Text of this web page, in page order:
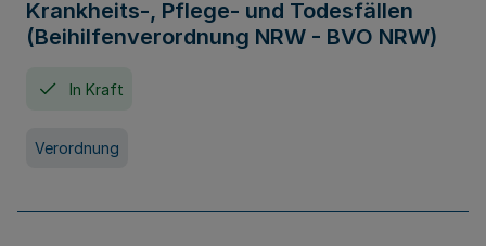
Krankheits-, Pflege- und Todesfällen
(Beihilfenverordnung NRW - BVO NRW)
In Kraft
Verordnung